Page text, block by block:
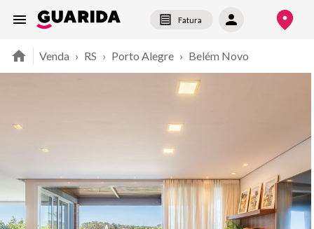
Fatura
Venda › RS › Porto Alegre › Belém Novo